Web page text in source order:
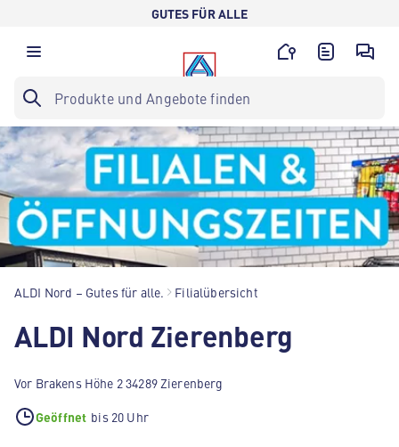
GUTES FÜR ALLE
ALDI Nord – Gutes für alle. Filialübersicht
ALDI Nord Zierenberg
Vor Brakens Höhe 2 34289 Zierenberg
Geöffnet bis 20 Uhr